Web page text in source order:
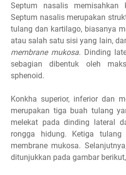
Septum nasalis memisahkan
Septum nasalis merupakan
tulang dan kartilago, biasanya
atau salah satu sisi yang lain,
membrane mukosa. Dinding
sebagian dibentuk oleh
sphenoid.
Konkha superior, inferior dan
merupakan tiga buah tulang
melekat pada dinding lateral
rongga hidung. Ketiga tulang
membrane mukosa.
ditunjukkan pada gambar berikut,